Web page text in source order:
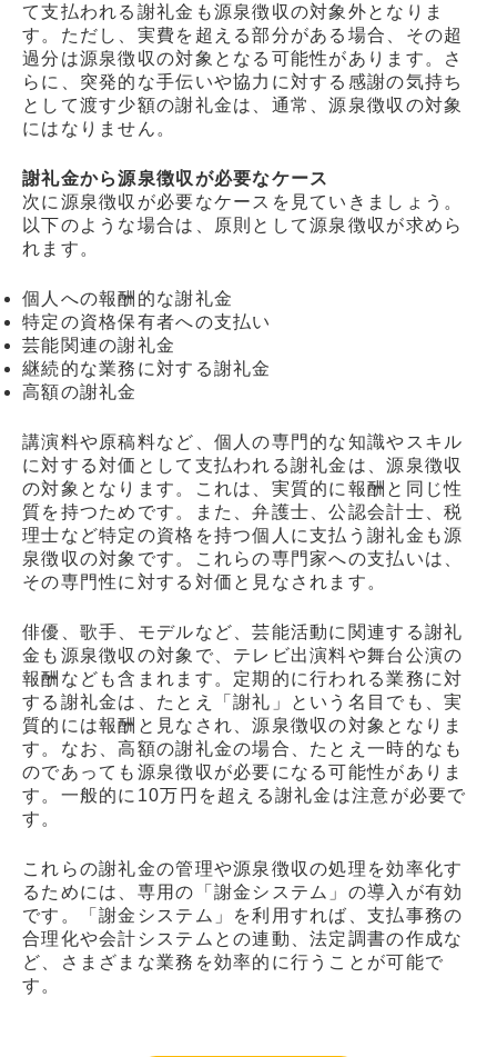
て支払われる謝礼金も源泉徴収の対象外となりま
す。ただし、実費を超える部分がある場合、その超
過分は源泉徴収の対象となる可能性があります。さ
らに、突発的な手伝いや協力に対する感謝の気持ち
として渡す少額の謝礼金は、通常、源泉徴収の対象
にはなりません。
謝礼金から源泉徴収が必要なケース
次に源泉徴収が必要なケースを見ていきましょう。
以下のような場合は、原則として源泉徴収が求めら
れます。
個人への報酬的な謝礼金
特定の資格保有者への支払い
芸能関連の謝礼金
継続的な業務に対する謝礼金
高額の謝礼金
講演料や原稿料など、個人の専門的な知識やスキル
に対する対価として支払われる謝礼金は、源泉徴収
の対象となります。これは、実質的に報酬と同じ性
質を持つためです。また、弁護士、公認会計士、税
理士など特定の資格を持つ個人に支払う謝礼金も源
泉徴収の対象です。これらの専門家への支払いは、
その専門性に対する対価と見なされます。
俳優、歌手、モデルなど、芸能活動に関連する謝礼
金も源泉徴収の対象で、テレビ出演料や舞台公演の
報酬なども含まれます。定期的に行われる業務に対
する謝礼金は、たとえ「謝礼」という名目でも、実
質的には報酬と見なされ、源泉徴収の対象となりま
す。なお、高額の謝礼金の場合、たとえ一時的なも
のであっても源泉徴収が必要になる可能性がありま
す。一般的に10万円を超える謝礼金は注意が必要で
す。
これらの謝礼金の管理や源泉徴収の処理を効率化す
るためには、専用の「謝金システム」の導入が有効
です。「謝金システム」を利用すれば、支払事務の
合理化や会計システムとの連動、法定調書の作成な
ど、さまざまな業務を効率的に行うことが可能で
す。